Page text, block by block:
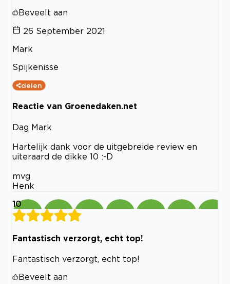
Beveelt aan
26 September 2021
Mark
Spijkenisse
delen
Reactie van Groenedaken.net
Dag Mark
Hartelijk dank voor de uitgebreide review en
uiteraard de dikke 10 :-D
mvg
Henk
10
Fantastisch verzorgt, echt top!
Fantastisch verzorgt, echt top!
Beveelt aan